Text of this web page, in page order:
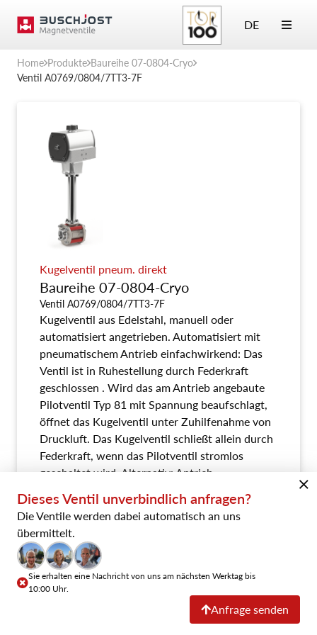
DE
Home Produkte Baureihe 07-0804-Cryo
Ventil A0769/0804/7TT3-7F
Kugelventil pneum. direkt
Baureihe 07-0804-Cryo
Ventil A0769/0804/7TT3-7F
Kugelventil aus Edelstahl, manuell oder
automatisiert angetrieben. Automatisiert mit
pneumatischem Antrieb einfachwirkend: Das
Ventil ist in Ruhestellung durch Federkraft
geschlossen . Wird das am Antrieb angebaute
Pilotventil Typ 81 mit Spannung beaufschlagt,
öffnet das Kugelventil unter Zuhilfenahme von
Druckluft. Das Kugelventil schließt allein durch
Federkraft, wenn das Pilotventil stromlos
geschaltet wird. Alternativ: Antrieb
Handhebel. Ventil geeignet für LN2 - LOx,
gereinigt und entfettet.
Datenblatt explizit
Dieses Ventil unverbindlich anfragen?
Die Ventile werden dabei automatisch an uns
übermittelt.
Sie erhalten eine Nachricht von uns am nächsten Werktag bis
10:00 Uhr.
Anfrage senden